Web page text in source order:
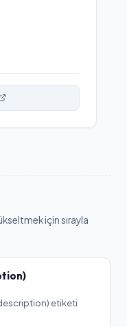
için sırayla
etiketi